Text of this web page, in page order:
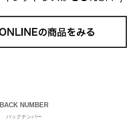
BACK NUMBER
バックナンバー